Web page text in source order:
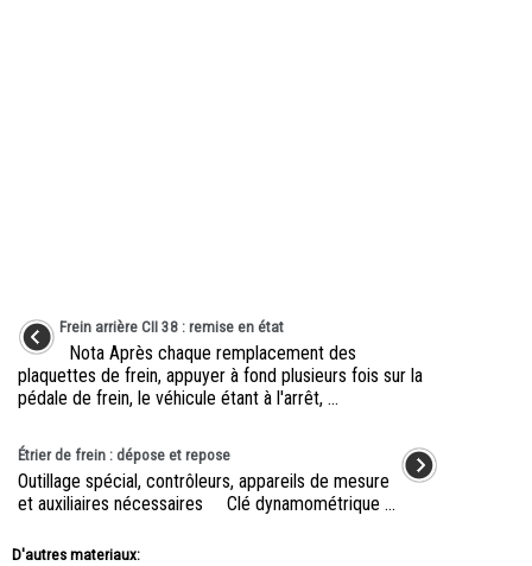
Frein arrière CII 38 : remise en état
Nota Après chaque remplacement des
plaquettes de frein, appuyer à fond plusieurs fois sur la
pédale de frein, le véhicule étant à l'arrêt, ...
Étrier de frein : dépose et repose
Outillage spécial, contrôleurs, appareils de mesure
et auxiliaires nécessaires Clé dynamométrique ...
D'autres materiaux: